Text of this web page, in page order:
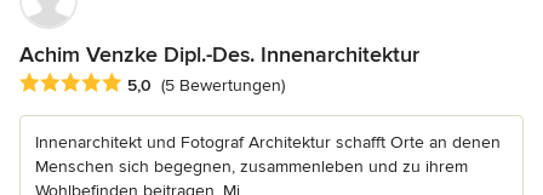
Achim Venzke Dipl.-Des. Innenarchitektur
Durchschnittliche Bewertung: 5 von 5 Sternen
5,0 (5 Bewertungen)
Innenarchitekt und Fotograf Architektur schafft Orte an denen
Menschen sich begegnen, zusammenleben und zu ihrem
Wohlbefinden beitragen. Mi...